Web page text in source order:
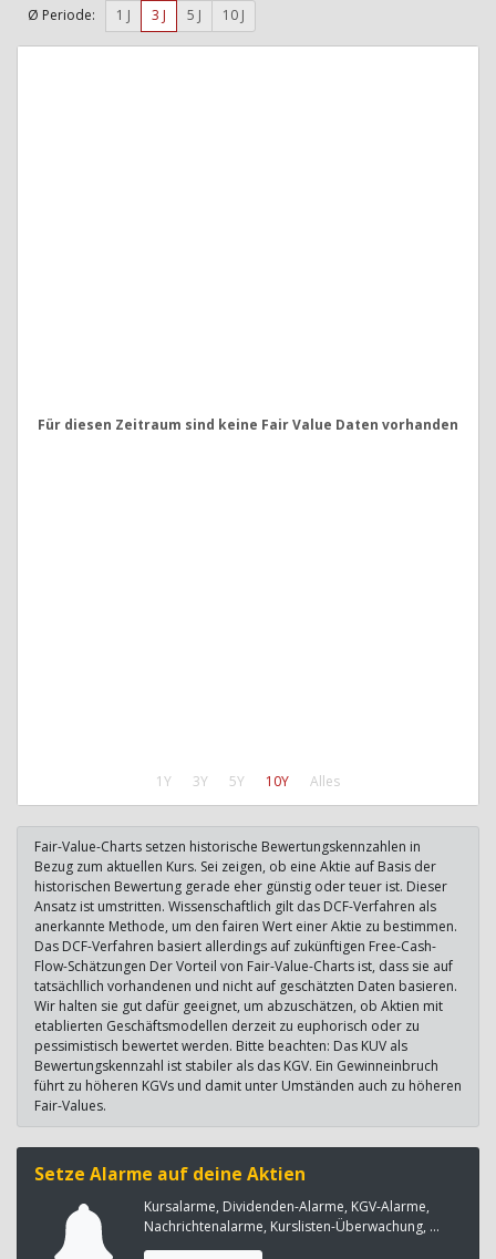
Ø Periode:
1 J 3 J 5 J 10 J
1Y 3Y 5Y 10Y Alles
Für diesen Zeitraum sind keine Fair Value Daten vorhanden
Fair-Value-Charts setzen historische Bewertungskennzahlen in
Bezug zum aktuellen Kurs. Sei zeigen, ob eine Aktie auf Basis der
historischen Bewertung gerade eher günstig oder teuer ist. Dieser
Ansatz ist umstritten. Wissenschaftlich gilt das DCF-Verfahren als
anerkannte Methode, um den fairen Wert einer Aktie zu bestimmen.
Das DCF-Verfahren basiert allerdings auf zukünftigen Free-Cash-
Flow-Schätzungen Der Vorteil von Fair-Value-Charts ist, dass sie auf
tatsächllich vorhandenen und nicht auf geschätzten Daten basieren.
Wir halten sie gut dafür geeignet, um abzuschätzen, ob Aktien mit
etablierten Geschäftsmodellen derzeit zu euphorisch oder zu
pessimistisch bewertet werden. Bitte beachten: Das KUV als
Bewertungskennzahl ist stabiler als das KGV. Ein Gewinneinbruch
führt zu höheren KGVs und damit unter Umständen auch zu höheren
Fair-Values.
Setze Alarme auf deine Aktien
Kursalarme, Dividenden-Alarme, KGV-Alarme,
Nachrichtenalarme, Kurslisten-Überwachung, ...